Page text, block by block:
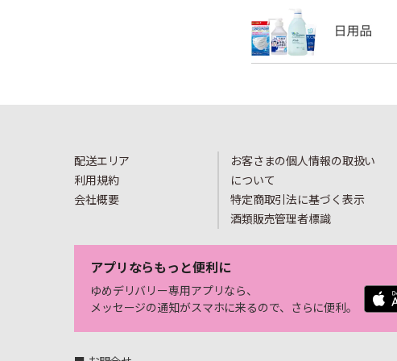
配送エリア
利用規約
会社概要
お客さまの個人情報の取扱い
について
特定商取引法に基づく表示
酒類販売管理者標識
アプリならもっと便利に
ゆめデリバリー専用アプリなら、
メッセージの通知がスマホに来るので、さらに便利。